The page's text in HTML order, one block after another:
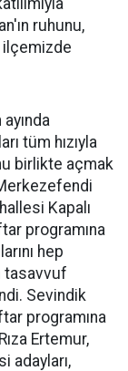
ruhunu,
ilçemizde
tüm hızıyla
birlikte açmak
Kapalı
programına
hep
tasavvuf
Sevindik
programına
Ertemur,
adayları,